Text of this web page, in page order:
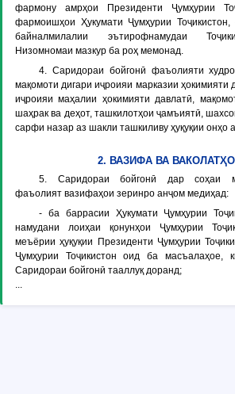
фармону амрҳои Президенти Ҷумҳурии
фармоишҳои Ҳукумати Ҷумҳурии Тоҷикистон,
байналмилалии эътирофнамудаи
Низомномаи мазкур ба роҳ мемонад.
4. Саридораи бойгонӣ фаъолияти
мақомоти дигари иҷроияи марказии ҳокимияти
иҷроияи маҳалии ҳокимияти давлатӣ,
шаҳрак ва деҳот, ташкилотҳои ҷамъиятӣ,
сарфи назар аз шакли ташкиливу ҳуқуқии онҳо
2. ВАЗИФА ВА ВАКОЛАТҲО
5. Саридораи бойгонӣ дар соҳаи
фаъолият вазифаҳои зеринро анҷом медиҳад:
- ба баррасии Ҳукумати Ҷумҳурии
намудани лоиҳаи қонунҳои Ҷумҳурии
меъёрии ҳуқуқии Президенти Ҷумҳурии
Ҷумҳурии Тоҷикистон оид ба масъалаҳое,
Саридораи бойгонӣ тааллуқ доранд;
...